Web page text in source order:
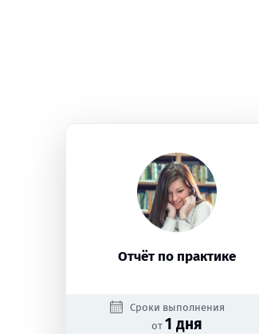
Отчёт по практике
Сроки выполнения
от 1 дня